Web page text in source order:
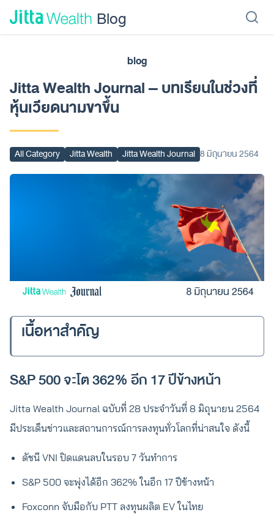
Skip to content - ข้ามไปที่เนื้อหา
Blog
ลงทุนอัตโนมัติ
blog
Jitta Wealth Journal – บทเรียนในช่วงที่
หุ้นเวียดนามขาขึ้น
All Category Jitta Wealth Jitta Wealth Journal 8 มิถุนายน 2564
เนื้อหาสำคัญ
S&P 500 จะโต 362% อีก 17 ปีข้างหน้า
Jitta Wealth Journal ฉบับที่ 28 ประจำวันที่ 8 มิถุนายน 2564
มีประเด็นข่าวและสถานการณ์การลงทุนทั่วโลกที่น่าสนใจ ดังนี้
ดัชนี VNI ปิดแดนลบในรอบ 7 วันทำการ
S&P 500 จะพุ่งได้อีก 362% ในอีก 17 ปีข้างหน้า
Foxconn จับมือกับ PTT ลงทุนผลิต EV ในไทย